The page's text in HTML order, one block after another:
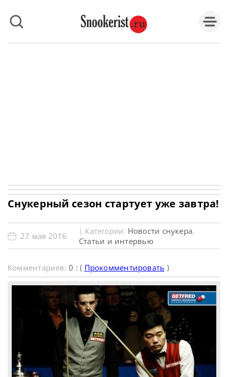
Снукерный сезон стартует уже завтра!
27 мая 2016 | Категории: Новости снукера,
Статьи и интервью
Комментариев:0 : ( Прокомментировать )